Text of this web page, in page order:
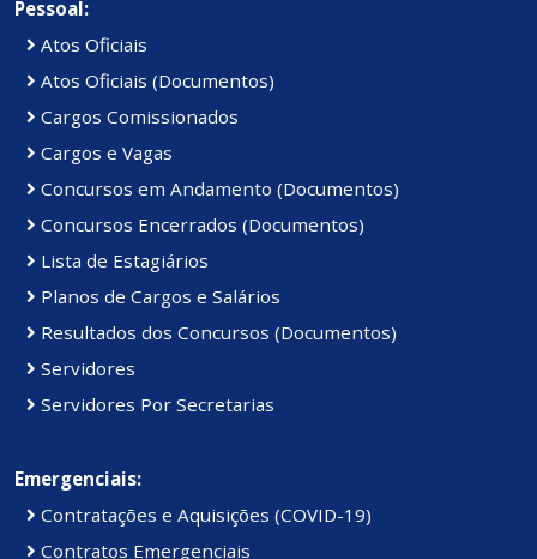
Pessoal:
Atos Oficiais
Atos Oficiais (Documentos)
Cargos Comissionados
Cargos e Vagas
Concursos em Andamento (Documentos)
Concursos Encerrados (Documentos)
Lista de Estagiários
Planos de Cargos e Salários
Resultados dos Concursos (Documentos)
Servidores
Servidores Por Secretarias
Emergenciais:
Contratações e Aquisições (COVID-19)
Contratos Emergenciais